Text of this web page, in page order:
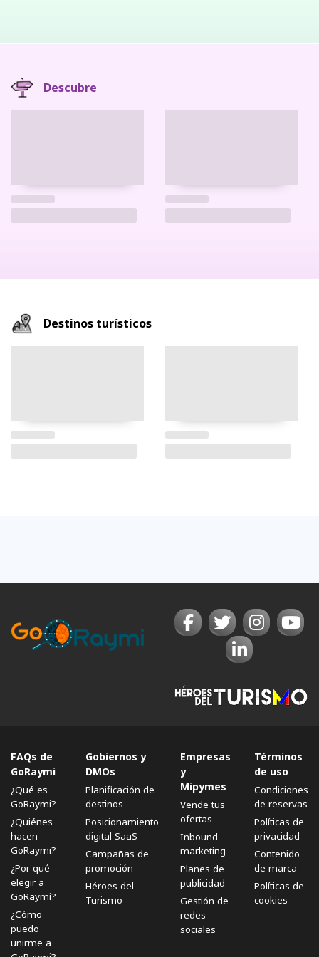
Descubre
Destinos turísticos
FAQs de
GoRaymi
¿Qué es
GoRaymi?
¿Quiénes
hacen
GoRaymi?
¿Por qué
elegir a
GoRaymi?
¿Cómo
puedo
unirme a
Gobiernos y
DMOs
Planificación de
destinos
Posicionamiento
digital SaaS
Campañas de
promoción
Héroes del
Turismo
Empresas
y
Mipymes
Vende tus
ofertas
Inbound
marketing
Planes de
publicidad
Gestión de
redes
sociales
Términos
de uso
Condiciones
de reservas
Políticas de
privacidad
Contenido
de marca
Políticas de
cookies